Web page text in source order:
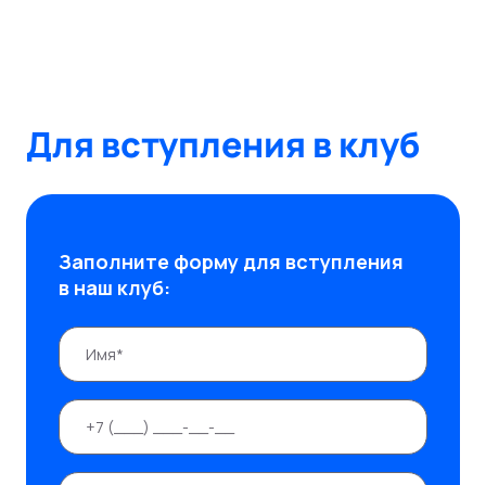
Для вступления в клуб
Заполните форму для вступления
в наш клуб: